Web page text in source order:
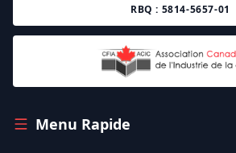
RBQ : 5814-5657-01
Menu Rapide